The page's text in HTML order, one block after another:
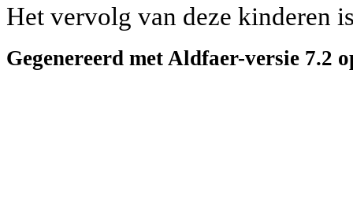
Het vervolg van deze kinderen
Gegenereerd met Aldfaer-versie 7.2